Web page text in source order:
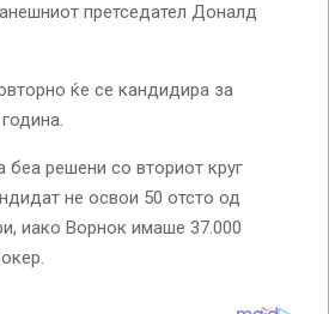
претседател Доналд
ќе се кандидира за
беа решени со вториот круг
не освои 50 отсто од
иако Ворнок имаше 37.000